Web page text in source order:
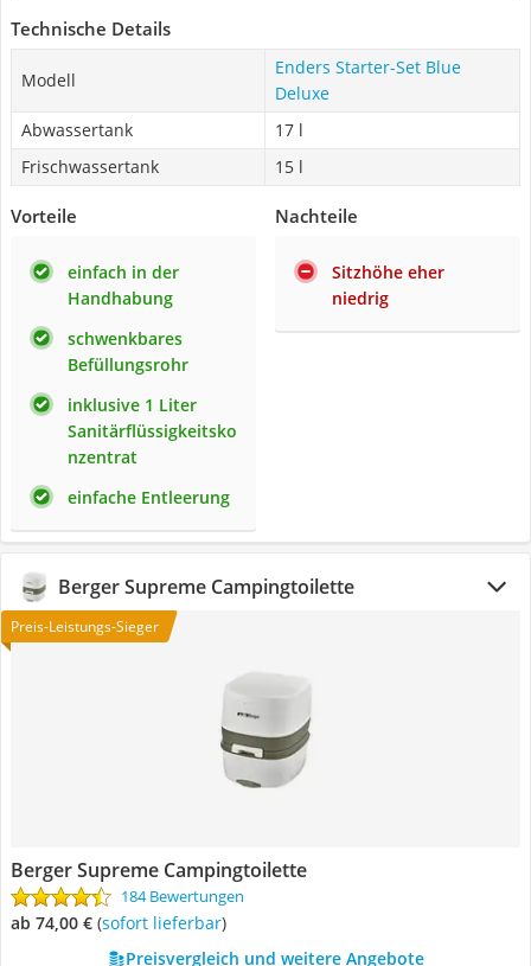
Technische Details
Modell
Enders Starter-Set Blue
Deluxe
Abwassertank
17 l
Frischwassertank
15 l
Vorteile
einfach in der
Handhabung
schwenkbares
Befüllungsrohr
inklusive 1 Liter
Sanitärflüssigkeitsko
nzentrat
einfache Entleerung
Nachteile
Sitzhöhe eher
niedrig
Berger Supreme Campingtoilette
Preis-Leistungs-Sieger
Berger Supreme Campingtoilette
184 Bewertungen
ab 74,00 € ( Sofort lieferbar)
Preisvergleich und weitere Angebote